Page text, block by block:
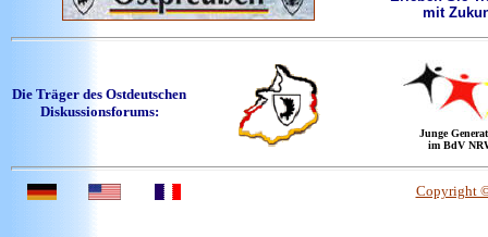
mit
Die Träger des Ostdeutschen
Diskussionsforums:
Junge
im BdV
Copyright